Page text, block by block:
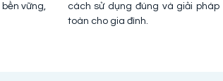
vững,
cách sử dụng đúng và giải
toàn cho gia đình.